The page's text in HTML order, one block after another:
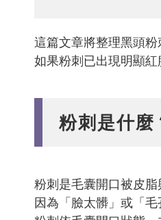
這篇文章將整理黑頭
如果粉刺已出現明顯紅
粉刺是什麼
粉刺是毛囊開口被皮
因為「臉太髒」或「毛